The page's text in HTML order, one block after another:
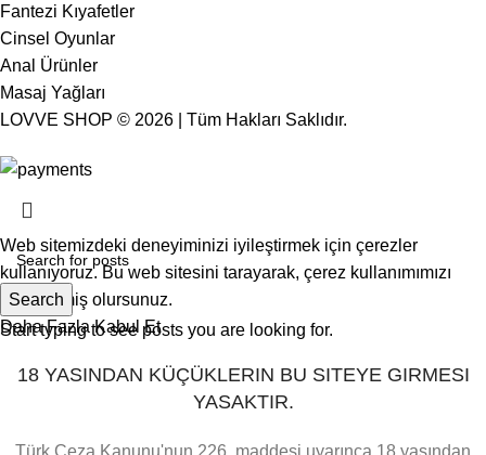
Fantezi Kıyafetler
Cinsel Oyunlar
Anal Ürünler
Masaj Yağları
LOVVE SHOP © 2026 | Tüm Hakları Saklıdır.
Search
Start typing to see posts you are looking for.
Web sitemizdeki deneyiminizi iyileştirmek için çerezler
kullanıyoruz. Bu web sitesini tarayarak, çerez kullanımımızı
kabul etmiş olursunuz.
Daha FazlaKabul Et
18 YASINDAN KÜÇÜKLERIN BU SITEYE GIRMESI
YASAKTIR.
Türk Ceza Kanunu'nun 226. maddesi uyarınca 18 yaşından